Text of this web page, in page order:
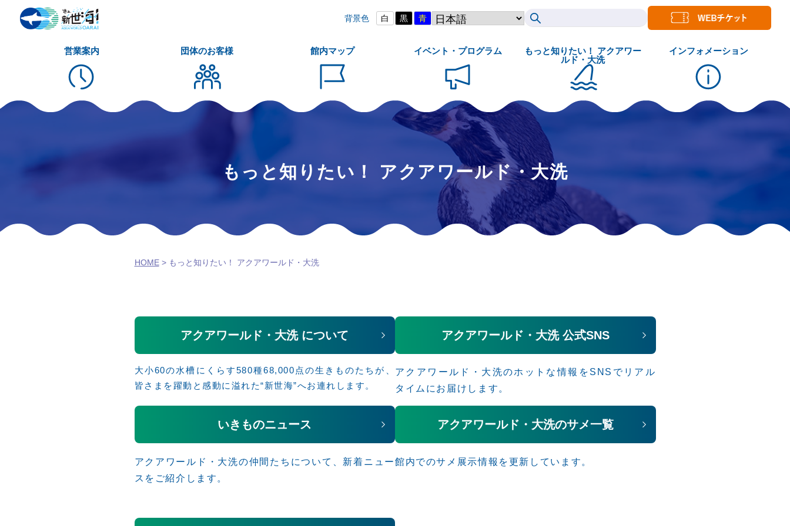
背景色 白 黒 青
営業案内 団体のお客様 館内マップ イベント・プログラム
もっと知りたい！ アクアワー
ルド・大洗
インフォメーション
もっと知りたい！ アクアワールド・大洗
HOME> もっと知りたい！ アクアワールド・大洗
アクアワールド・大洗 について
大小60の水槽にくらす580種68,000点の生きものたちが、
皆さまを躍動と感動に溢れた“新世海”へお連れします。
アクアワールド・大洗 公式SNS
アクアワールド・大洗のホットな情報をSNSでリアル
タイムにお届けします。
いきものニュース
アクアワールド・大洗の仲間たちについて、新着ニュー
スをご紹介します。
アクアワールド・大洗のサメ一覧
館内でのサメ展示情報を更新しています。